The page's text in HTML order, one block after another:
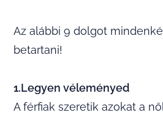
Az alábbi 9 dolgot
betartani!
1.Legyen véleményed
A férfiak szeretik azokat a